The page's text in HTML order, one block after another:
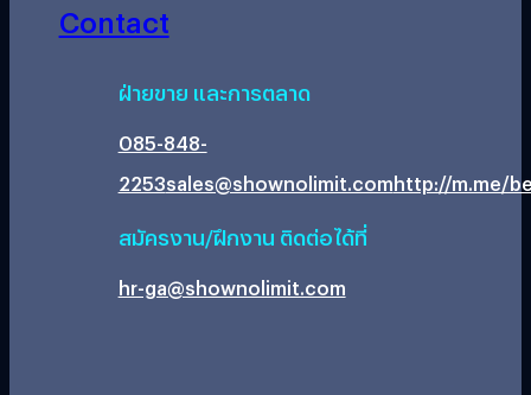
Contact
ฝ่ายขาย และการตลาด
085-848-
2253sales@shownolimit.comhttp://m.me/
สมัครงาน/ฝึกงาน ติดต่อได้ที่
hr-ga@shownolimit.com